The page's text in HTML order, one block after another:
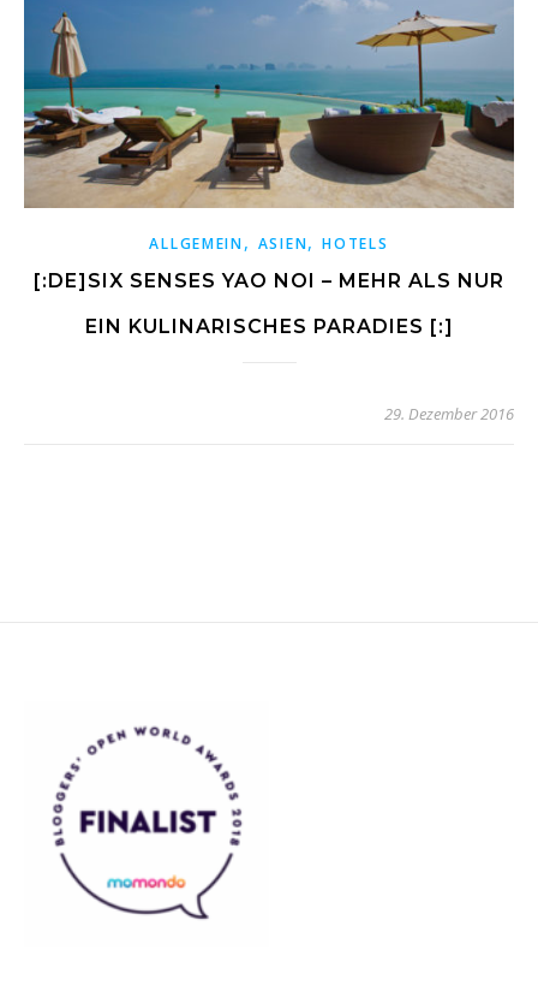
ALLGEMEIN, ASIEN,HOTELS
[:DE]SIX SENSES YAO NOI – MEHR ALS NUR
EIN KULINARISCHES PARADIES [:]
29. Dezember 2016